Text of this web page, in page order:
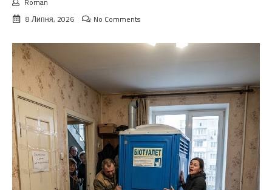
Roman
8 Липня, 2026
No Comments